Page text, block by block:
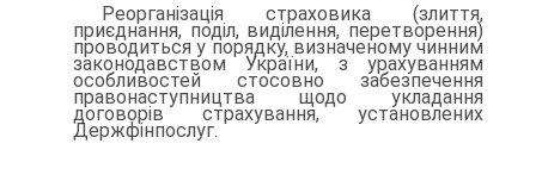
Реорганізація страховика (злиття,
приєднання, поділ, виділен­ня, перетворення)
проводиться у порядку, визначеному чинним
законодавством України, з урахуванням
особливостей стосовно забезпечення
правонаступництва щодо укладання
договорів страхування, установлених
Держфінпослуг.